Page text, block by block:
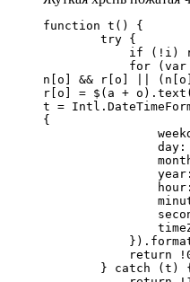
function t() {
        try {
if (!i)
for
n[o] && r[o] ||
r[o] = $(a +
t =
{
day:
return
        } catch (t) {